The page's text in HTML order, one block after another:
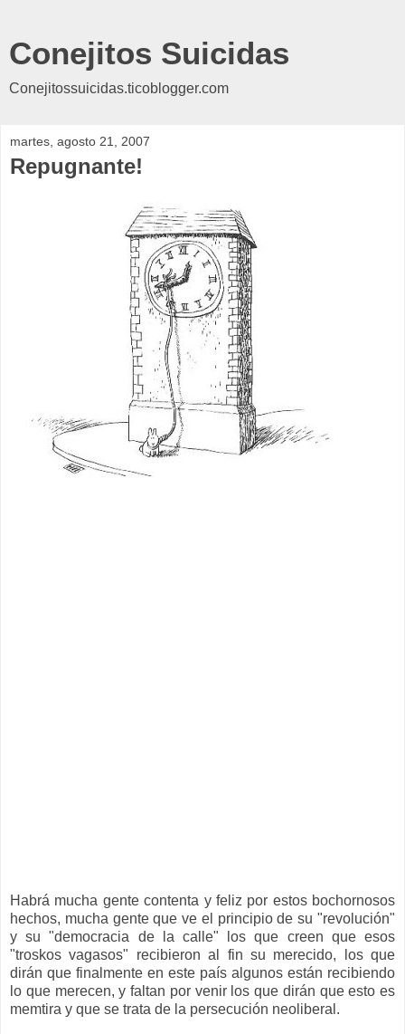
Conejitos Suicidas
Conejitossuicidas.ticoblogger.com
martes, agosto 21, 2007
Repugnante!
Habrá mucha gente contenta y feliz por estos bochornosos
hechos, mucha gente que ve el principio de su "revolución"
y su "democracia de la calle" los que creen que esos
"troskos vagasos" recibieron al fin su merecido, los que
dirán que finalmente en este país algunos están recibiendo
lo que merecen, y faltan por venir los que dirán que esto es
memtira y que se trata de la persecución neoliberal.